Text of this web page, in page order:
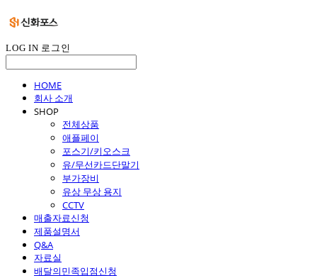
LOG IN 로그인
HOME
회사 소개
SHOP
전체상품
애플페이
포스기/키오스크
유/무선카드단말기
부가장비
유상 무상 용지
CCTV
매출자료신청
제품설명서
Q&A
자료실
배달의민족입점신청